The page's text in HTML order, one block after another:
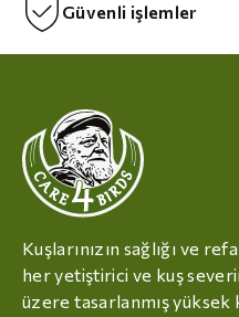
Güvenli işlemler
Kuşlarınızın sağlığı ve
her yetiştirici ve kuş
üzere tasarlanmış